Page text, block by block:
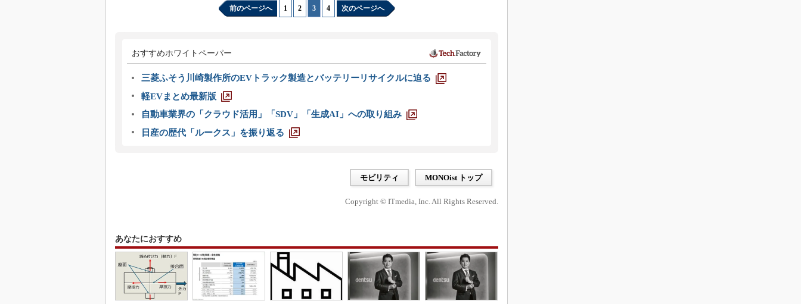
前のページへ 1 2 3 4 次のページへ
おすすめホワイトペーパー
三菱ふそう川崎製作所のEVトラック製造とバッテリーリサイクルに迫る
軽EVまとめ最新版
自動車業界の「クラウド活用」「SDV」「生成AI」への取り組み
日産の歴代「ルークス」を振り返る
モビリティ MONOist トップ
Copyright © ITmedia, Inc. All Rights Reserved.
あなたにおすすめ